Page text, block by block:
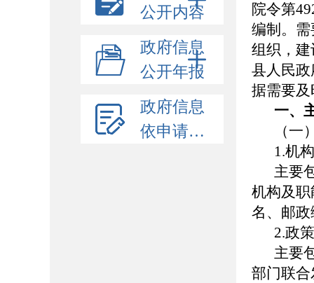
公开内容
政府信息
公开年报
政府信息
依申请公开
院令第
编制。
组织，
县人民政
据需要
一、
（
1.机
主要
机构及
名、邮
2.政
主要
部门联